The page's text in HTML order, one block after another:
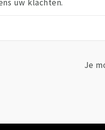
uw klachten.
Je